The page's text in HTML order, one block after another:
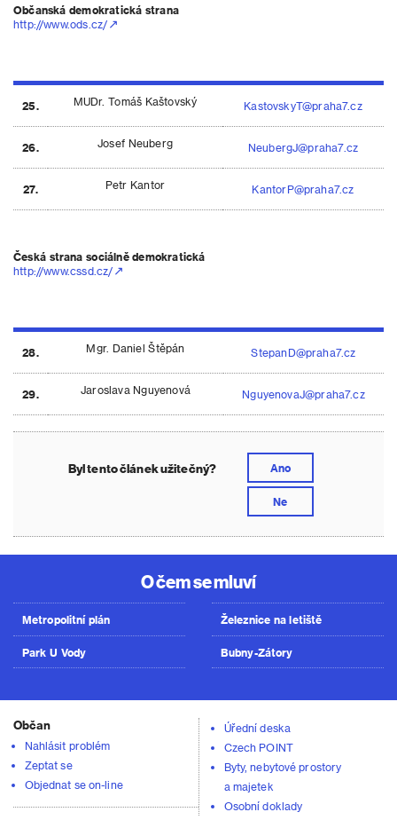
Občanská demokratická strana
http://www.ods.cz/
25. MUDr. Tomáš Kaštovský KastovskyT@praha7.cz
26. Josef Neuberg NeubergJ@praha7.cz
27. Petr Kantor KantorP@praha7.cz
Česká strana sociálně demokratická
http://www.cssd.cz/
28. Mgr. Daniel Štěpán StepanD@praha7.cz
29. Jaroslava Nguyenová NguyenovaJ@praha7.cz
Byl tento článek užitečný? Ano
Ne
O čem se mluví
Metropolitní plán
Park U Vody
Železnice na letiště
Bubny-Zátory
Občan
Nahlásit problém
Zeptat se
Objednat se on-line
Úřední deska
Czech POINT
Byty, nebytové prostory
a majetek
Osobní doklady